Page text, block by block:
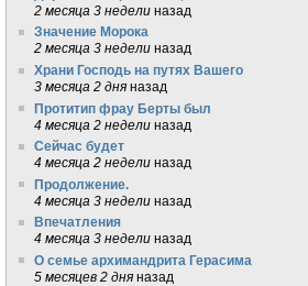
2 месяца 3 недели назад
Значение Морока
2 месяца 3 недели назад
Храни Господь на путях Вашего
3 месяца 2 дня назад
Протитип фрау Берты был
4 месяца 2 недели назад
Сейчас будет
4 месяца 2 недели назад
Продолжение.
4 месяца 3 недели назад
Впечатления
4 месяца 3 недели назад
О семье архимандрита Герасима
5 месяцев 2 дня назад